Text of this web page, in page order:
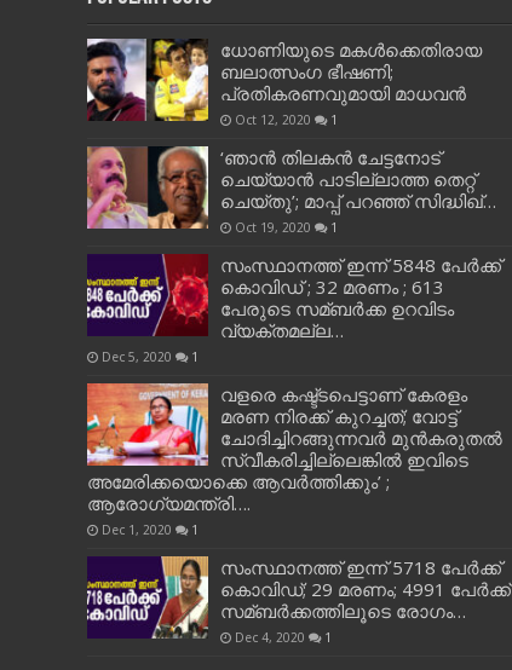
ധോണിയുടെ മകള്‍ക്കെതിരായ
ബലാത്സംഗ ഭീഷണി;
പ്രതികരണവുമായി മാധവന്‍
Oct 12, 2020 1
‘ഞാന്‍ തിലകന്‍ ചേട്ടനോട്
ചെയ്യാന്‍ പാടില്ലാത്ത തെറ്റ്
ചെയ്തു’; മാപ്പ് പറഞ്ഞ് സിദ്ധിഖ്…
Oct 19, 2020 1
സംസ്ഥാനത്ത് ഇന്ന് 5848 പേര്‍ക്ക്
കൊവി‌ഡ് ; 32 മരണം ; 613
പേരുടെ സമ്ബര്‍ക്ക ഉറവിടം
വ്യക്തമല്ല…
Dec 5, 2020 1
വളരെ കഷ്ട്ടപെട്ടാണ് കേരളം
മരണ നിരക്ക് കുറച്ചത്; വോട്ട്
ചോദിച്ചിറങ്ങുന്നവർ മുൻകരുതൽ
സ്വീകരിച്ചില്ലെങ്കിൽ ഇവിടെ
അമേരിക്കയൊക്കെ ആവർത്തിക്കും’ ;
ആരോഗ്യമന്ത്രി….
Dec 1, 2020 1
സംസ്ഥാനത്ത് ഇന്ന് 5718 പേര്‍ക്ക്
കൊവിഡ്; 29 മരണം; 4991 പേര്‍ക്ക്
സമ്ബര്‍ക്കത്തിലൂടെ രോഗം…
Dec 4, 2020 1